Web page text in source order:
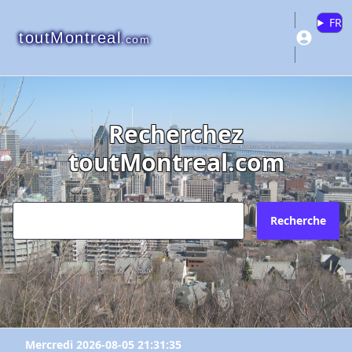
toutMontreal.com
FR
Recherchez
toutMontreal.com
Recherche
Mercredi 2026-08-05 21:31:35